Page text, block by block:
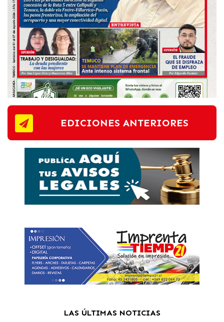
EDICIONES ANTERIORES
LAS ÚLTIMAS NOTICIAS